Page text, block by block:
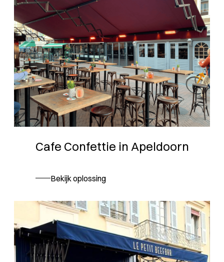
Cafe Confettie in Apeldoorn
Bekijk oplossing